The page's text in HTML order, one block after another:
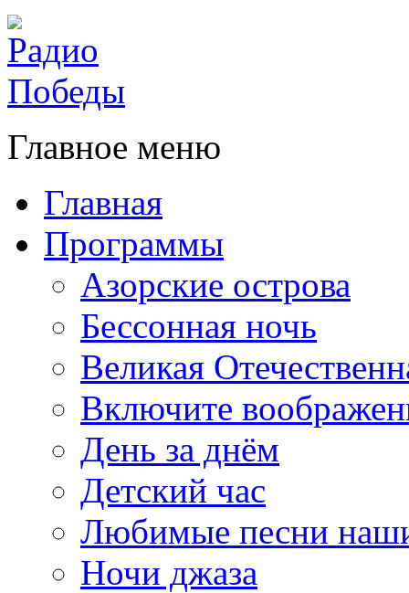
Главное меню
Главная
Программы
Азорские острова
Бессонная ночь
Великая
Включите
День за днём
Детский час
Любимые песни
Ночи джаза